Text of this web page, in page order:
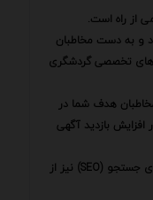
از راه است.
و به دست مخاطبان
تخصصی گردشگری
هدف شما در
افزایش بازدید آگهی
در این میان بهینه‌سازی آگهی برای موتورهای جستجو (SEO) نیز از